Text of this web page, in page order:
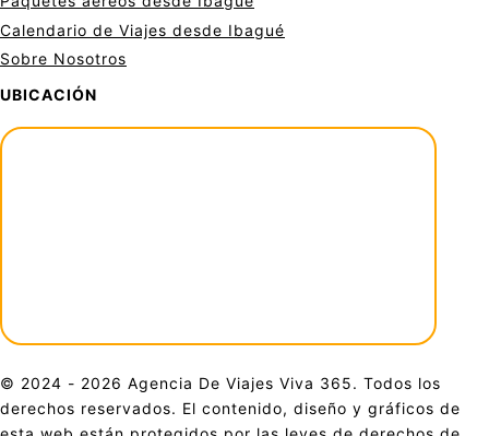
Calendario de Viajes desde Ibagué
Sobre Nosotros
UBICACIÓN
© 2024 - 2026 Agencia De Viajes Viva 365. Todos los
derechos reservados. El contenido, diseño y gráficos de